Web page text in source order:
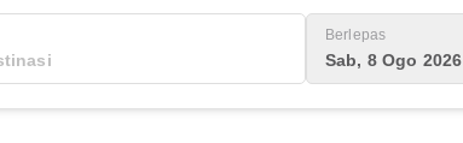
Berlepas
Sab, 8 Ogo 2026